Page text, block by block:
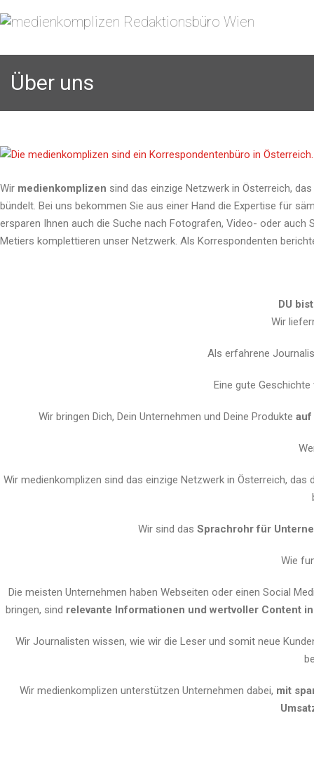
Über uns
Wir medienkomplizen sind das einzige Netzwerk in Österreich,
bündelt. Bei uns bekommen Sie aus einer Hand die Expertise für
ersparen Ihnen auch die Suche nach Fotografen, Video- oder auch
Metiers komplettieren unser Netzwerk. Als Korrespondenten
DU
Wir
Als erfahrene
Eine gute
Wir bringen Dich, Dein Unternehmen und Deine Produkte auf
Wir medienkomplizen sind das einzige Netzwerk in Österreich,
Wir sind das Sprachrohr für
Wie
Die meisten Unternehmen haben Webseiten oder einen Social
bringen, sind relevante Informationen und wertvoller Content
Wir Journalisten wissen, wie wir die Leser und somit neue
Wir medienkomplizen unterstützen Unternehmen dabei, mit